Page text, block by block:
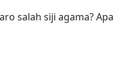
salah siji agama? Apa